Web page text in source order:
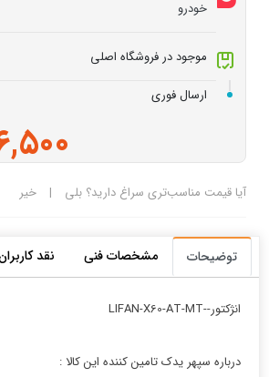
خودرو
موجود در فروشگاه اصلی
ارسال فوری
آیا قیمت مناسب‌تری سراغ دارید؟ بلی | خیر
توضیحات مشخصات فنی نقد
انژكتور--LIFAN-X60-AT-MT
درباره سپهر یدک تامین کننده این کالا :